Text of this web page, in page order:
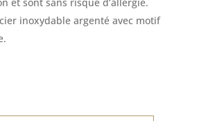
inoxydable argenté avec motif